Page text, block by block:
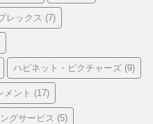
レックス (7)
ハピネット・ピクチャーズ (9)
メント (17)
グサービス (5)